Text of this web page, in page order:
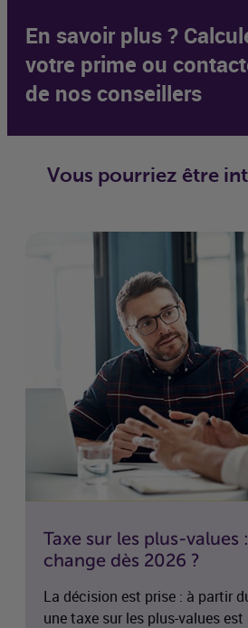
En savoir plus ?
votre prime ou
de nos conseillers
Vous pourriez être
Taxe sur les plus-values
change dès 2026 ?
La décision est prise : à partir
une taxe sur les plus-values